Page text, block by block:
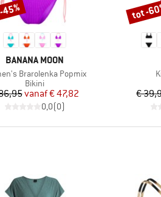
MERK
BANANA MOON
Brarolenka Popmix
Productgroep
Bikini
Prijs
Verlaagde prijs
vanaf€ 47,82
0,0(0)
€
Korting
tot -